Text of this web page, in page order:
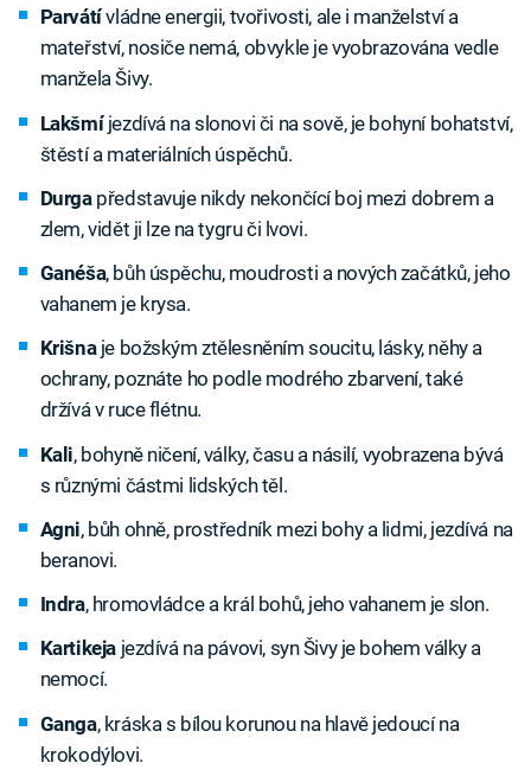
Parvátívládne energii, tvořivosti, ale i manželství a
mateřství, nosiče nemá, obvykle je vyobrazována vedle
manžela Šivy.
Lakšmíjezdívá na slonovi či na sově, je bohyní bohatství,
štěstí a materiálních úspěchů.
Durgapředstavuje nikdy nekončící boj mezi dobrem a
zlem, vidět ji lze na tygru či lvovi.
Ganéša, bůh úspěchu, moudrosti a nových začátků, jeho
vahanem je krysa.
Krišnaje božským ztělesněním soucitu, lásky, něhy a
ochrany, poznáte ho podle modrého zbarvení, také
držívá v ruce flétnu.
Kali, bohyně ničení, války, času a násilí, vyobrazena bývá
s různými částmi lidských těl.
Agni, bůh ohně, prostředník mezi bohy a lidmi, jezdívá na
beranovi.
Indra, hromovládce a král bohů, jeho vahanem je slon.
Kartikejajezdívá na pávovi, syn Šivy je bohem války a
nemocí.
Ganga, kráska s bílou korunou na hlavě jedoucí na
krokodýlovi.